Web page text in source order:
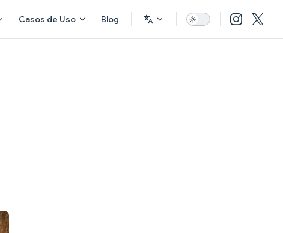
Casos de Uso Blog